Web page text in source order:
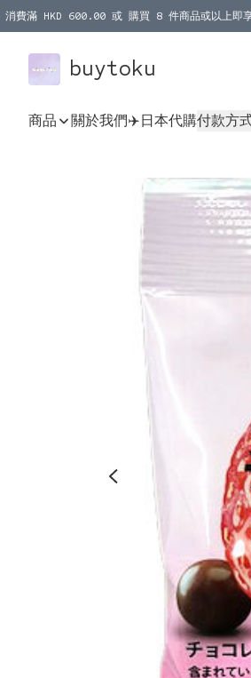
消費滿 HKD 600.00 或 購買 8 件商品或以上即
buytoku
商品 關於我們✈️日本代購付款方